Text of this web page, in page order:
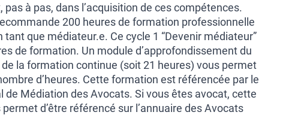
pas à pas, dans l’acquisition de ces compétences.
200 heures de formation professionnelle
tant que médiateur.e. Ce cycle 1 “Devenir médiateur”
de formation. Un module d’approfondissement du
la formation continue (soit 21 heures) vous permet
d’heures. Cette formation est référencée par le
de Médiation des Avocats. Si vous êtes avocat, cette
d’être référencé sur l’annuaire des Avocats